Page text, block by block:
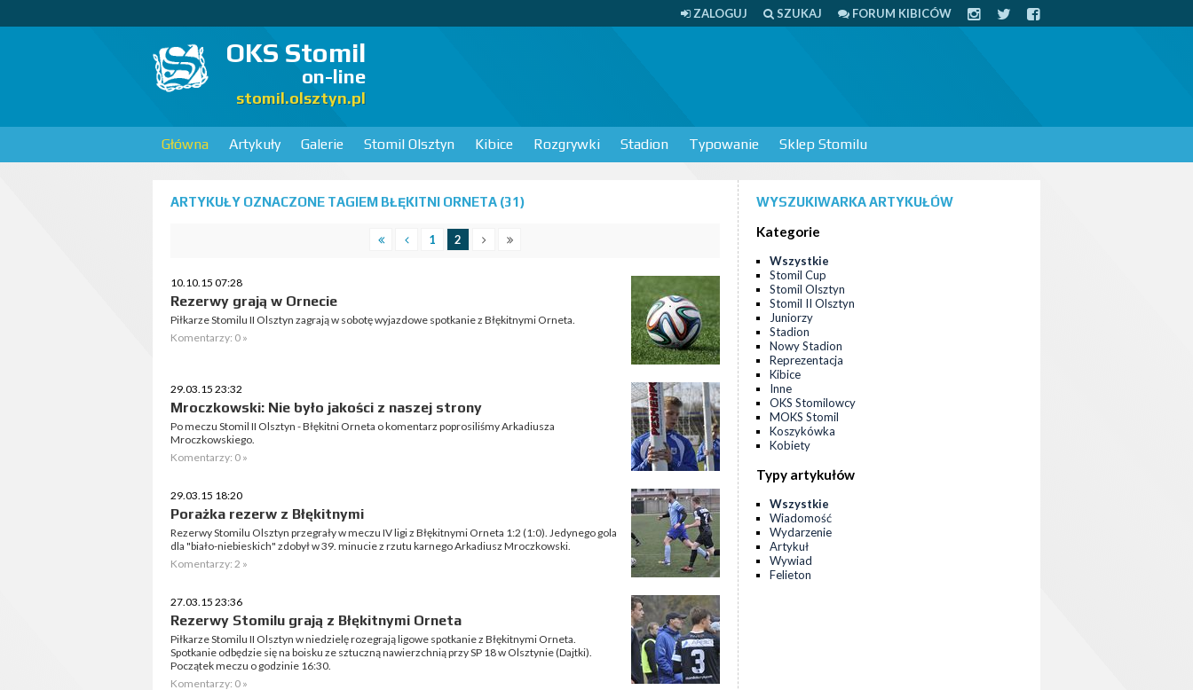
ZALOGUJ SZUKAJ FORUM KIBICÓW
OKS Stomil
on-line
stomil.olsztyn.pl
Główna Artykuły Galerie Stomil Olsztyn Kibice Rozgrywki Stadion Typowanie Sklep Stomilu
ARTYKUŁY OZNACZONE TAGIEM BŁĘKITNI ORNETA (31)
1 2
10.10.15 07:28
Rezerwy grają w Ornecie
Piłkarze Stomilu II Olsztyn zagrają w sobotę wyjazdowe spotkanie z Błękitnymi Orneta.
Komentarzy: 0 »
29.03.15 23:32
Mroczkowski: Nie było jakości z naszej strony
Po meczu Stomil II Olsztyn - Błękitni Orneta o komentarz poprosiliśmy Arkadiusza
Mroczkowskiego.
Komentarzy: 0 »
29.03.15 18:20
Porażka rezerw z Błękitnymi
Rezerwy Stomilu Olsztyn przegrały w meczu IV ligi z Błękitnymi Orneta 1:2 (1:0). Jedynego gola
dla "biało-niebieskich" zdobył w 39. minucie z rzutu karnego Arkadiusz Mroczkowski.
Komentarzy: 2 »
27.03.15 23:36
Rezerwy Stomilu grają z Błękitnymi Orneta
Piłkarze Stomilu II Olsztyn w niedzielę rozegrają ligowe spotkanie z Błękitnymi Orneta.
Spotkanie odbędzie się na boisku ze sztuczną nawierzchnią przy SP 18 w Olsztynie (Dajtki).
Początek meczu o godzinie 16:30.
Komentarzy: 0 »
WYSZUKIWARKA ARTYKUŁÓW
Kategorie
Wszystkie
Stomil Cup
Stomil Olsztyn
Stomil II Olsztyn
Juniorzy
Stadion
Nowy Stadion
Reprezentacja
Kibice
Inne
OKS Stomilowcy
MOKS Stomil
Koszykówka
Kobiety
Typy artykułów
Wszystkie
Wiadomość
Wydarzenie
Artykuł
Wywiad
Felieton